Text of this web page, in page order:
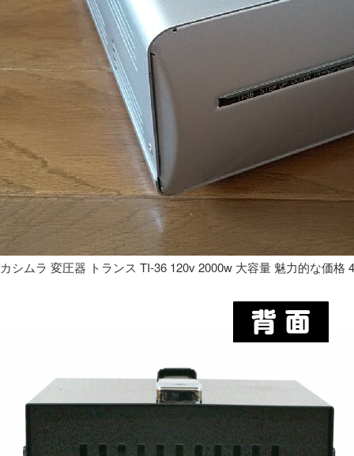
カシムラ 変圧器 トランス TI-36 120v 2000w 大容量 魅力的な価格